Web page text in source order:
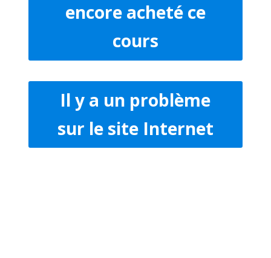
encore acheté ce
cours
Il y a un problème
sur le site Internet